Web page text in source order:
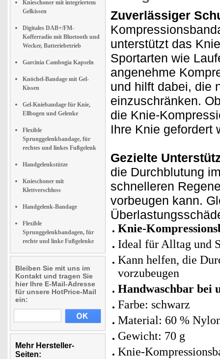
Knieschoner mit integriertem
Gelkissen
Digitales DAB+/FM-
Kofferradio mit Bluetooth und
Wecker, Batteriebetrieb
Garcinia Cambogia Kapseln
Knöchel-Bandage mit Gel-
Kissen
Gel-Kniebandage für Knie,
Ellbogen und Gelenke
Flexible
Sprunggelenkbandage, für
rechtes und linkes Fußgelenk
Handgelenkstütze
Knieschoner mit
Klettverschluss
Handgelenk-Bandage
Flexible
Sprunggelenkbandagen, für
rechte und linke Fußgelenke
Bleiben Sie mit uns im
Kontakt und tragen Sie
hier Ihre E-Mail-Adresse
für unsere HotPrice-Mail
ein:
Mehr Hersteller-
Seiten:
Zuverlässiger
unterstützt das
Sportarten wie
angenehme
und hilft dabei, die
einzuschränken.
die Knie-
Ihre Knie gefordert
Gezielte
die Durchblutung
schnelleren
vorbeugen kann.
Knie-
Ideal für Alltag und
Kann helfen, die
vorzubeugen
Handwaschbar bei
Farbe: schwarz
Material: 60 %
Gewicht: 70 g
Knie-